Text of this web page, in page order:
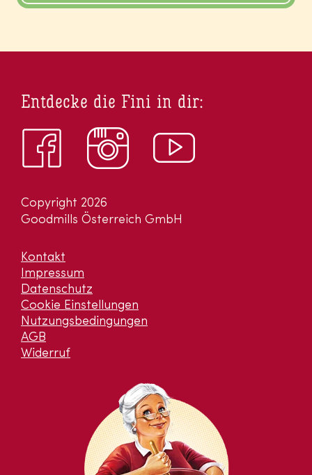
Copyright 2026
Goodmills Österreich GmbH
Kontakt
Impressum
Datenschutz
Cookie Einstellungen
Nutzungsbedingungen
AGB
Widerruf
Entdecke die Fini in dir: